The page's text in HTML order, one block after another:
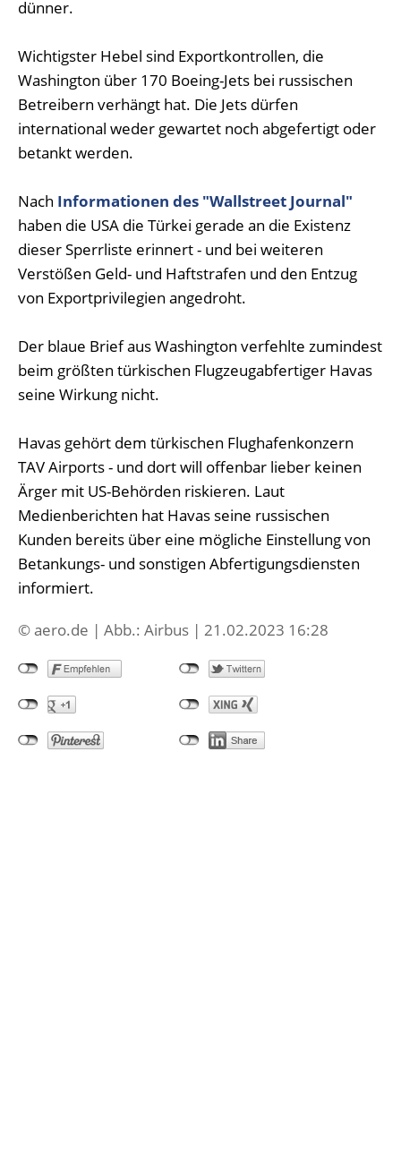
dünner.
Wichtigster Hebel sind Exportkontrollen, die
Washington über 170 Boeing-Jets bei russischen
Betreibern verhängt hat. Die Jets dürfen
international weder gewartet noch abgefertigt oder
betankt werden.
Nach Informationen des "Wallstreet Journal"
haben die USA die Türkei gerade an die Existenz
dieser Sperrliste erinnert - und bei weiteren
Verstößen Geld- und Haftstrafen und den Entzug
von Exportprivilegien angedroht.
Der blaue Brief aus Washington verfehlte zumindest
beim größten türkischen Flugzeugabfertiger Havas
seine Wirkung nicht.
Havas gehört dem türkischen Flughafenkonzern
TAV Airports - und dort will offenbar lieber keinen
Ärger mit US-Behörden riskieren. Laut
Medienberichten hat Havas seine russischen
Kunden bereits über eine mögliche Einstellung von
Betankungs- und sonstigen Abfertigungsdiensten
informiert.
© aero.de | Abb.: Airbus | 21.02.2023 16:28